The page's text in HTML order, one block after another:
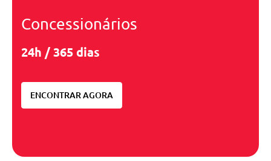
Concessionários
24h / 365 dias
ENCONTRAR AGORA